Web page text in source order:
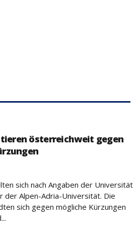
österreichweit gegen
sich nach Angaben der Universität
der Alpen-Adria-Universität. Die
sich gegen mögliche Kürzungen